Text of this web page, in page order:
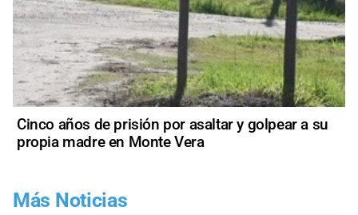
Cinco años de prisión por asaltar y golpear a su
propia madre en Monte Vera
Más Noticias